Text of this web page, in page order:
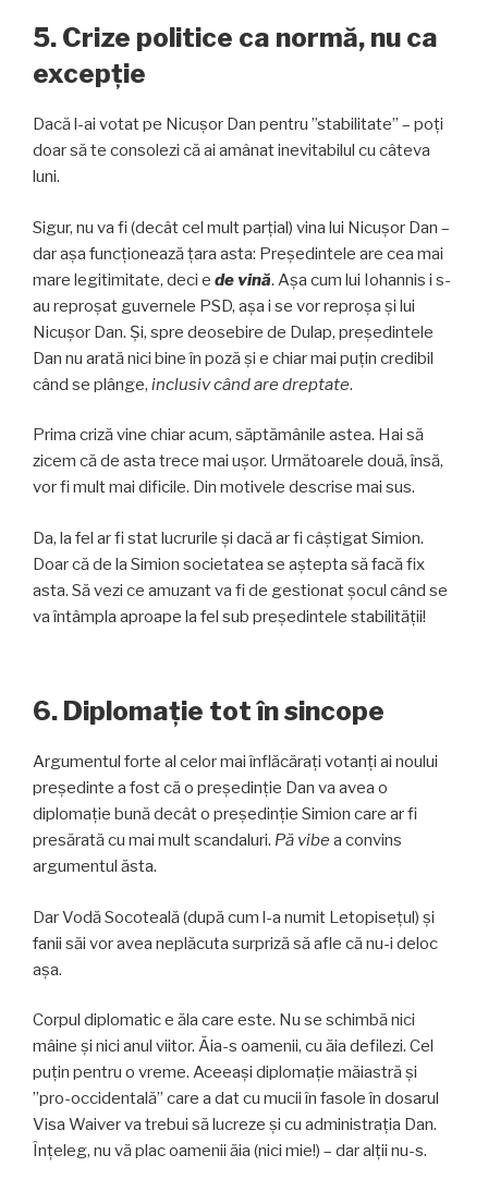
5. Crize politice ca normă, nu ca
excepție
Dacă l-ai votat pe Nicușor Dan pentru ”stabilitate” – poți
doar să te consolezi că ai amânat inevitabilul cu câteva
luni.
Sigur, nu va fi (decât cel mult parțial) vina lui Nicușor Dan –
dar așa funcționează țara asta: Președintele are cea mai
mare legitimitate, deci e devină. Așa cum lui Iohannis i s-
au reproșat guvernele PSD, așa i se vor reproșa și lui
Nicușor Dan. Și, spre deosebire de Dulap, președintele
Dan nu arată nici bine în poză și e chiar mai puțin credibil
când se plânge, inclusiv când are dreptate.
Prima criză vine chiar acum, săptămânile astea. Hai să
zicem că de asta trece mai ușor. Următoarele două, însă,
vor fi mult mai dificile. Din motivele descrise mai sus.
Da, la fel ar fi stat lucrurile și dacă ar fi câștigat Simion.
Doar că de la Simion societatea se aștepta să facă fix
asta. Să vezi ce amuzant va fi de gestionat șocul când se
va întâmpla aproape la fel sub președintele stabilității!
6. Diplomație tot în sincope
Argumentul forte al celor mai înflăcărați votanți ai noului
președinte a fost că o președinție Dan va avea o
diplomație bună decât o președinție Simion care ar fi
presărată cu mai mult scandaluri. Pă vibe a convins
argumentul ăsta.
Dar Vodă Socoteală (după cum l-a numit Letopisețul) și
fanii săi vor avea neplăcuta surpriză să afle că nu-i deloc
așa.
Corpul diplomatic e ăla care este. Nu se schimbă nici
mâine și nici anul viitor. Ăia-s oamenii, cu ăia defilezi. Cel
puțin pentru o vreme. Aceeași diplomație măiastră și
”pro-occidentală” care a dat cu mucii în fasole în dosarul
Visa Waiver va trebui să lucreze și cu administrația Dan.
Înțeleg, nu vă plac oamenii ăia (nici mie!) – dar alții nu-s.